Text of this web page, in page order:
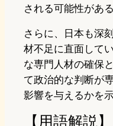
される可能性があ
さらに、日本も深
材不足に直面して
な専門人材の確保
て政治的な判断が
影響を与えるかを
【用語解説】